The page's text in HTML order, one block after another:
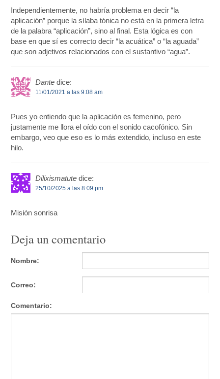
Independientemente, no habría problema en decir “la
aplicación” porque la sílaba tónica no está en la primera letra
de la palabra “aplicación”, sino al final. Esta lógica es con
base en que sí es correcto decir “la acuática” o “la aguada”
que son adjetivos relacionados con el sustantivo “agua”.
Dante dice:
11/01/2021 a las 9:08 am
Pues yo entiendo que la aplicación es femenino, pero
justamente me llora el oído con el sonido cacofónico. Sin
embargo, veo que eso es lo más extendido, incluso en este
hilo.
Dilixismatute dice:
25/10/2025 a las 8:09 pm
Misión sonrisa
Deja un comentario
Nombre:
Correo:
Comentario: